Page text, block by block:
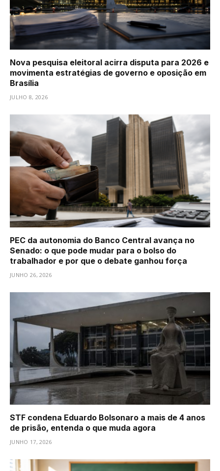
Nova pesquisa eleitoral acirra disputa para 2026 e
movimenta estratégias de governo e oposição em
Brasília
JULHO 8, 2026
PEC da autonomia do Banco Central avança no
Senado: o que pode mudar para o bolso do
trabalhador e por que o debate ganhou força
JUNHO 26, 2026
STF condena Eduardo Bolsonaro a mais de 4 anos
de prisão, entenda o que muda agora
JUNHO 17, 2026